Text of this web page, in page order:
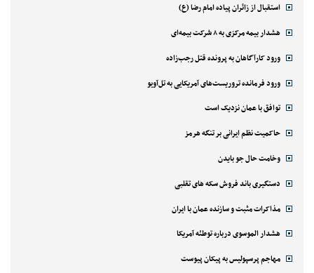
استقبال از زائران پیاده امام رضا (ع)
هشدار بیمه مرکزی به ۸ شرکت بیمه‌ای
ورود کارآگاهان به پرونده قتل رجب‌زاده
ورود فرمانده تروریست‌های آمریکایی به تل‌آویو
توافق با عمان نزدیک است
حاکمیت نظم ایرانی بر تنگه هرمز
وخامت حال جو بایدن
دستگیری باند فروش سکه های تقلبی
مذاکرات مثبت و سازنده عمان با ایران
هشدار الموسوی درباره توطئه آمریکا
مهاجم پرسپولیس به پیکان پیوست